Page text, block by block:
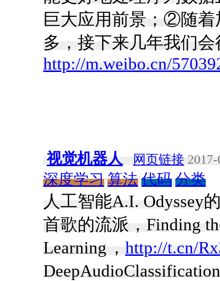
巨大应用前景；②随着
多，接下来几年我们
http://m.weibo.cn/
视觉机器人 网页链接
深度学习 算法 代码 分类
人工智能A.I. Odyssey
首歌的流派，Finding
Learning ， http://t.cn/